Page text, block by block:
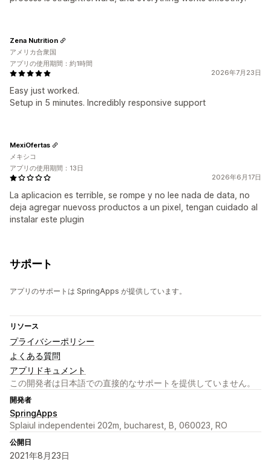
2026年7月23日
Easy just worked.
Setup in 5 minutes. Incredibly responsive support
Zena Nutrition
アメリカ合衆国
アプリの使用期間：約1時間
2026年6月17日
La aplicacion es terrible, se rompe y no lee nada de data, no
deja agregar nuevoss productos a un pixel, tengan cuidado al
instalar este plugin
MexiOfertas
メキシコ
アプリの使用期間：13日
サポート
アプリのサポートは SpringApps が提供しています。
リソース
プライバシーポリシー
よくある質問
アプリドキュメント
この開発者は日本語での直接的なサポートを提供していません。
開発者
SpringApps
Splaiul independentei 202m, bucharest, B, 060023, RO
公開日
2021年8月23日